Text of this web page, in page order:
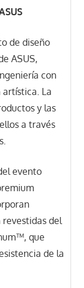
de diseño
ASUS,
con
La
y las
a través
evento
revestidas del
que
de la